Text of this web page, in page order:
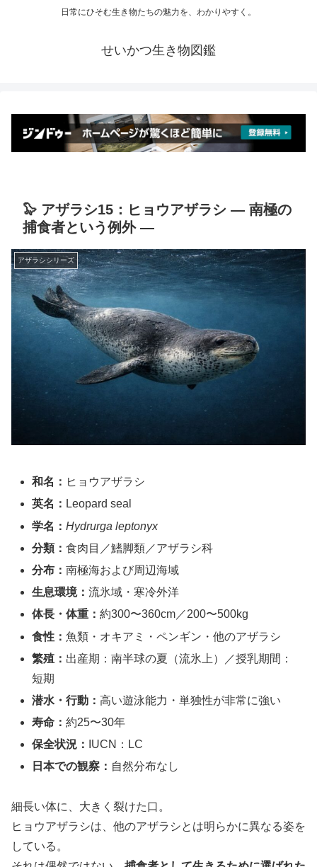
日常にひそむ生き物たちの魅力を、わかりやすく。
せいかつ生き物図鑑
🦭 アザラシ15：ヒョウアザラシ ― 南極の
捕食者という例外 ―
アザラシシリーズ
和名： ヒョウアザラシ
英名： Leopard seal
学名：Hydrurga leptonyx
分類：食肉目／鰭脚類／アザラシ科
分布：南極海および周辺海域
生息環境：流氷域・寒冷外洋
体長・体重：約300〜360cm／200〜500kg
食性：魚類・オキアミ・ペンギン・他のアザラシ
繁殖： 出産期：南半球の夏（流氷上）／授乳期間：
短期
潜水・行動：高い遊泳能力・単独性が非常に強い
寿命：約25〜30年
保全状況：
IUCN：LC
日本での観察： 自然分布なし
細長い体に、大きく裂けた口。
ヒョウアザラシは、他のアザラシとは明らかに異なる姿を
している。